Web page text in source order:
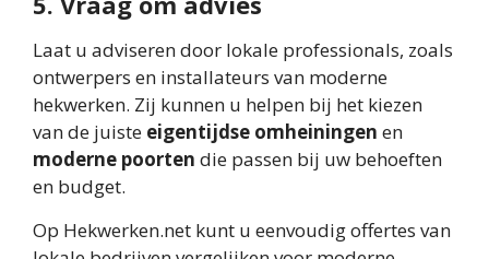
Laat u adviseren door lokale professionals, zoals
ontwerpers en installateurs van moderne
hekwerken. Zij kunnen u helpen bij het kiezen
van de juiste eigentijdse omheiningen en
moderne poorten die passen bij uw behoeften
en budget.
Op Hekwerken.net kunt u eenvoudig offertes van